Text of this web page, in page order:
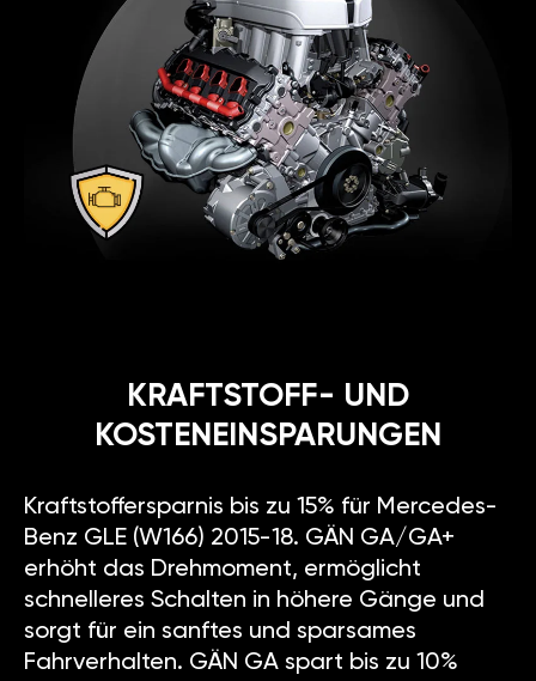
KRAFTSTOFF- UND
KOSTENEINSPARUNGEN
Kraftstoffersparnis bis zu 15% für Mercedes-
Benz GLE (W166) 2015-18. GÄN GA/GA+
erhöht das Drehmoment, ermöglicht
schnelleres Schalten in höhere Gänge und
sorgt für ein sanftes und sparsames
Fahrverhalten. GÄN GA spart bis zu 10%